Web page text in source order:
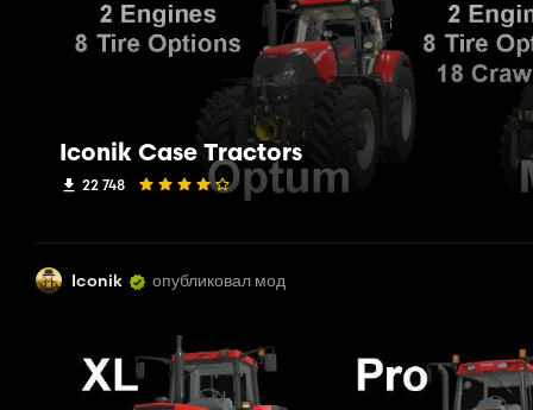
Iconik Case Tractors
22 748
Iconik опубликовал мод